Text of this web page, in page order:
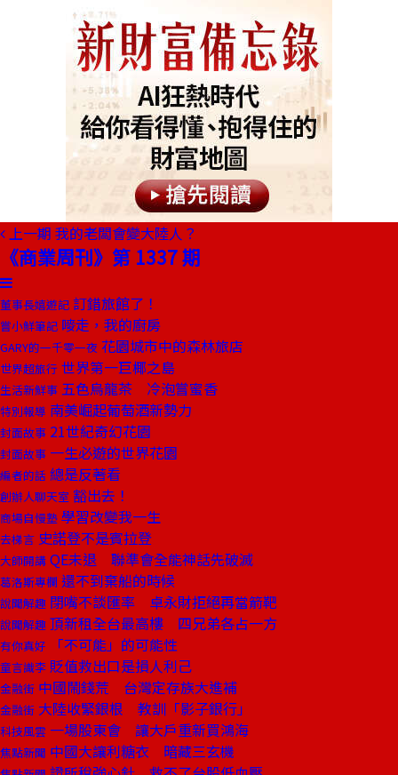
上一期 我的老闆會變大陸人？
《商業周刊》第 1337 期
董事長嬉遊記 訂錯旅館了！
嘗小鮮筆記 嘜走，我的廚房
GARY的一千零一夜 花園城市中的森林旅店
世界超旅行 世界第一巨椰之島
生活新鮮事 五色烏龍茶 冷泡嘗蜜香
特別報導 南美崛起葡萄酒新勢力
封面故事 21世紀奇幻花園
封面故事 一生必遊的世界花園
編者的話 總是反著看
創辦人聊天室 豁出去！
商場自慢塾 學習改變我一生
去梯言 史諾登不是賓拉登
大師開講 QE未退 聯準會全能神話先破滅
葛洛斯專欄 還不到棄船的時候
說聞解趣 閉嘴不談匯率 卓永財拒絕再當箭靶
說聞解趣 頂新租全台最高樓 四兄弟各占一方
有你真好 「不可能」的可能性
童言識李 貶值救出口是損人利己
金融街 中國鬧錢荒 台灣定存族大進補
金融街 大陸收緊銀根 教訓「影子銀行」
科技風雲 一場股東會 讓大戶重新買鴻海
焦點新聞 中國大讓利糖衣 暗藏三玄機